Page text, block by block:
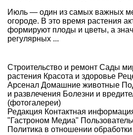
Июль — один из самых важных
огороде. В это время растения
формируют плоды и цветы, а
регулярных ...
Строительство и ремонт Сады
растения Красота и здоровье
Арсенал Домашние животные
и развлечения Болезни и
(фотогалереи)
Редакция Контактная
"Гастроном Медиа"
Политика в отношении